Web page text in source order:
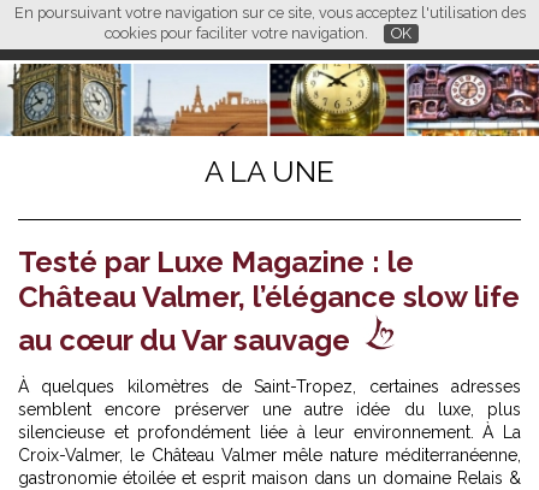
En poursuivant votre navigation sur ce site, vous acceptez l'utilisation des
cookies pour faciliter votre navigation.
OK
FR EN CN
L M
A LA UNE
Testé par Luxe Magazine : le
Château Valmer, l’élégance slow life
au cœur du Var sauvage
À quelques kilomètres de Saint-Tropez, certaines adresses
semblent encore préserver une autre idée du luxe, plus
silencieuse et profondément liée à leur environnement. À La
Croix-Valmer, le Château Valmer mêle nature méditerranéenne,
gastronomie étoilée et esprit maison dans un domaine Relais &